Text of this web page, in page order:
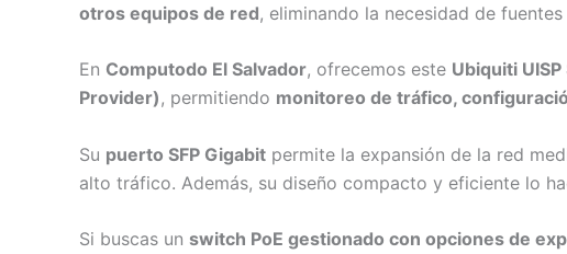
otros equipos de red, eliminando la necesidad de
En Computodo El Salvador, ofrecemos este Ubiquiti
Provider), permitiendo monitoreo de tráfico,
Su puerto SFP Gigabit permite la expansión de la red
alto tráfico. Además, su diseño compacto y eficiente lo
Si buscas un switch PoE gestionado con opciones de